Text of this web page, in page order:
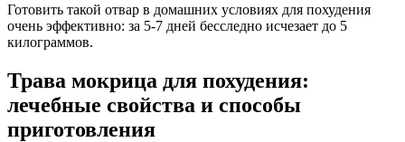
Готовить такой отвар в домашних условиях для похудения
очень эффективно: за 5-7 дней бесследно исчезает до 5
килограммов.
Трава мокрица для похудения:
лечебные свойства и способы
приготовления